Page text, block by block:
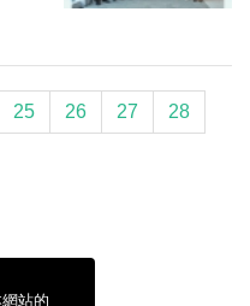
站的
25 26 27 28